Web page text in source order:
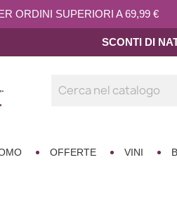
ORDINI SUPERIORI A 69,99 €
SCONTI DI
OFFERTE VINI